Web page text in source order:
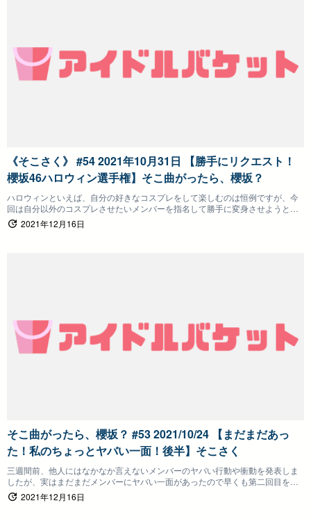
《そこさく》 #54 2021年10月31日 【勝手にリクエスト！
櫻坂46ハロウィン選手権】そこ曲がったら、櫻坂？
ハロウィンといえば、自分の好きなコスプレをして楽しむのは恒例ですが、今
回は自分以外のコスプレさせたいメンバーを指名して勝手に変身させようとい
う企画！
2021年12月16日
そこ曲がったら、櫻坂？ #53 2021/10/24 【まだまだあっ
た！私のちょっとヤバい一面！後半】そこさく
三週間前、他人にはなかなか言えないメンバーのヤバい行動や衝動を発表しま
したが、実はまだまだメンバーにヤバい一面があったので早くも第二回目を敢
行です！
2021年12月16日